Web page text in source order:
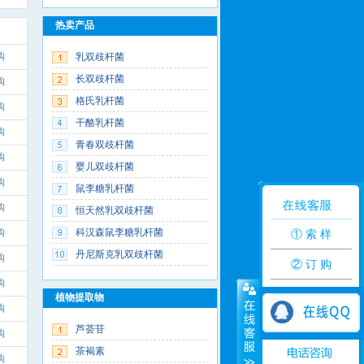
热卖产品
乳双歧杆菌
长双歧杆菌
格氏乳杆菌
干酪乳杆菌
青春双歧杆菌
婴儿双歧杆菌
鼠李糖乳杆菌
恒天然乳双歧杆菌
科汉森鼠李糖乳杆菌
丹尼斯克乳双歧杆菌
植物提取物
芦荟苷
茶褐素
① 索 样
② 订 购